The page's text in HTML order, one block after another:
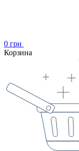
0 грн
Корзина